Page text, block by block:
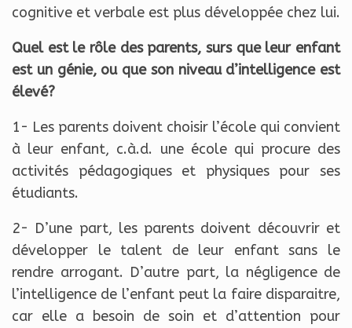
cognitive et verbale est plus développée chez lui.
Quel est le rôle des parents, surs que leur enfant
est un génie, ou que son niveau d’intelligence est
élevé?
1- Les parents doivent choisir l’école qui convient
à leur enfant, c.à.d. une école qui procure des
activités pédagogiques et physiques pour ses
étudiants.
2- D’une part, les parents doivent découvrir et
développer le talent de leur enfant sans le
rendre arrogant. D’autre part, la négligence de
l’intelligence de l’enfant peut la faire disparaitre,
car elle a besoin de soin et d’attention pour